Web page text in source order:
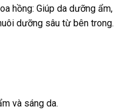
hồng: Giúp da dưỡng ẩm,
dưỡng sâu từ bên trong.
và sáng da.